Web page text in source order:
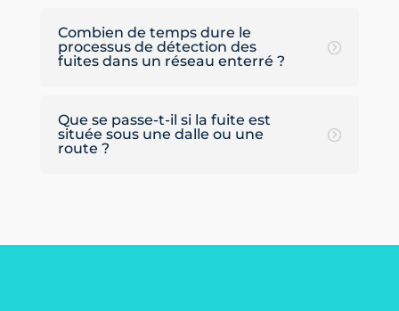
Combien de temps dure le
processus de détection des
fuites dans un réseau enterré ?
Que se passe-t-il si la fuite est
située sous une dalle ou une
route ?